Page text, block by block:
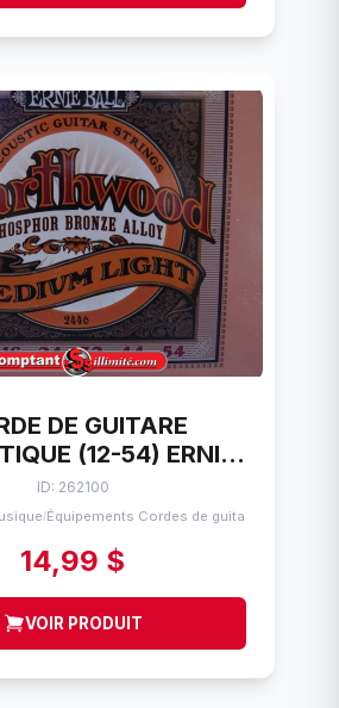
DE GUITARE
(12-54) ERNIE
BRONZE /
12-54
ID: 262100
/Équipements Cordes de guitares
14,99 $
VOIR PRODUIT